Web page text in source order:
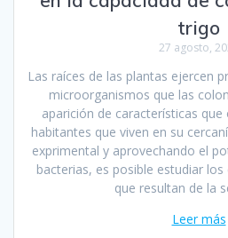
trigo
27 agosto,
Las raíces de las plantas ejercen
microorganismos que las
aparición de características
habitantes que viven en su
exprimental y aprovechando el
bacterias, es posible estudiar
que resultan de la
Leer más